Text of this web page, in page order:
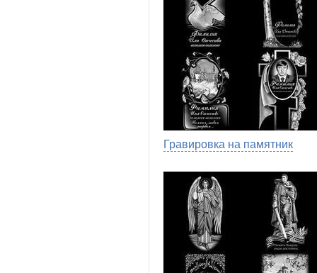
Гравировка на памятник